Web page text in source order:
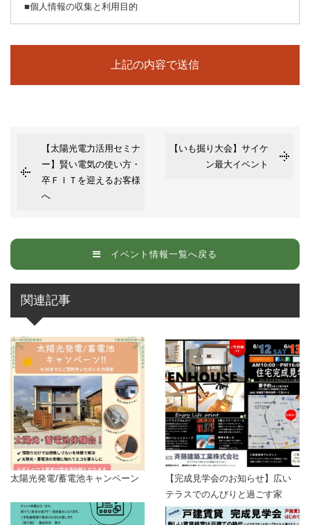
■個人情報の収集と利用目的
用内容をお知らせし、同意をいただいたうえで個人情報の収集を
■個人情報の第三者への開示や提供
当社は、ご提供いただいた個人情報については、以下のいずれか
に該当する場合を除き、いかなる第三者にも開示・提供いたしま
をさせていただくためや、契約の責任を果たすため。
3）お客様個人を判別できない状態で開示する場合
4）法令等により開示を要求された場合
■個人情報の管理
当社は、お客様の個人情報については適切・慎重に管理するとと
もに、外部への漏洩を防止します。
■個人情報の変更・取り消し
お客様にご提供いただきました個人情報について、訂正・削除の
希望があった場合、お客様本人によるものであるあることが確認
できた場合に限り、合理的な範囲で速やかに対応いたします。
■プライバシーポリシーの適用範囲
本プライバシーポリシーの適用範囲は、当サイト内とします。
リンク先の第三者のサイトにおける個人情報等の保護については
【太陽光電力活用セミナ
ー】賢い電気の使い方・
卒ＦＩＴを迎えるお客様
へ
【いも掘り大会】サイケ
ン最大イベント
イベント情報一覧へ戻る
関連記事
太陽光発電/蓄電池キャンペーン
【完成見学会のお知らせ】広い
テラスでのんびりと過ごす家